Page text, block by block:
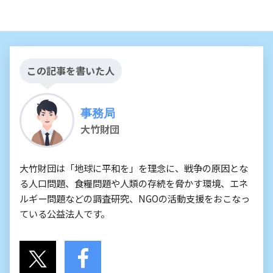
この記事を書いた人
事務局
大竹財団
大竹財団は「地球に平和を」を理念に、戦争の原因とな
る人口問題、食糧問題や人類の存続を脅かす環境、エネ
ルギー問題などの調査研究、NGOの活動支援をおこなっ
ている公益法人です。